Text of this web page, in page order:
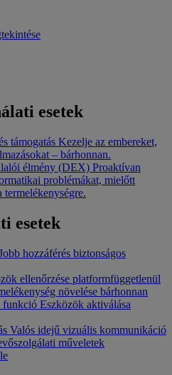
esetek
támogatás Kezelje az embereket,
– bárhonnan.
élmény (DEX) Proaktívan
problémákat, mielőtt
termelékenységre.
esetek
hozzáférés biztonságos
ellenőrzése platformfüggetlenül
növelése bárhonnan
funkció Eszközök aktiválása
Valós idejű vizuális kommunikáció
műveletek